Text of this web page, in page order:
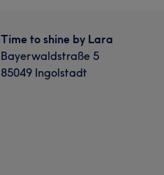
Time to shine by Lara
Bayerwaldstraße 5
85049 Ingolstadt